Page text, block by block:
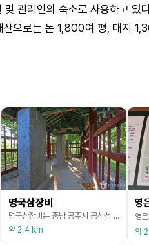
관리인의 숙소로 사용하고 있
으로는 논 1,800여 평, 대지
명국삼장비
명국삼장비는 충남 공주시 공산성 공북루 아래에 위치한 비석이다. 이 비석은 정유재란 이듬해인 1598년(선조 31) 가을, 공주에 주둔하면서 왜군으로부터 방어해 준 명나라의 3장수 제독 이공, 위관 임제, 유격장 남방위의 업적을 기린 사은 송덕비이다. 본래는 공주 금강변 남안에 세워졌던 것을 공산성으로 옮겨왔었는데, 일제강점기에 일본인들이 일부 글자를 훼손하고 공주읍사무소 뒤뜰에 매립하였던 것을 해방 후 다시 이곳으로 이전하였다. 총 3개의 비석으로 되
약 2.4 km
영
약